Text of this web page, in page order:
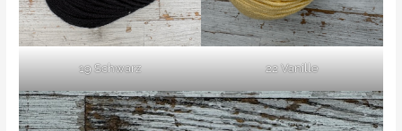
19 Schwarz 22 Vanille